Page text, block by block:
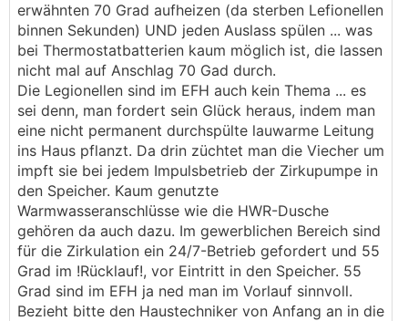
erwähnten 70 Grad aufheizen (da sterben Lefionellen
binnen Sekunden) UND jeden Auslass spülen ... was
bei Thermostatbatterien kaum möglich ist, die lassen
nicht mal auf Anschlag 70 Gad durch.
Die Legionellen sind im EFH auch kein Thema ... es
sei denn, man fordert sein Glück heraus, indem man
eine nicht permanent durchspülte lauwarme Leitung
ins Haus pflanzt. Da drin züchtet man die Viecher um
impft sie bei jedem Impulsbetrieb der Zirkupumpe in
den Speicher. Kaum genutzte
Warmwasseranschlüsse wie die HWR-Dusche
gehören da auch dazu. Im gewerblichen Bereich sind
für die Zirkulation ein 24/7-Betrieb gefordert und 55
Grad im !Rücklauf!, vor Eintritt in den Speicher. 55
Grad sind im EFH ja ned man im Vorlauf sinnvoll.
Bezieht bitte den Haustechniker von Anfang an in die